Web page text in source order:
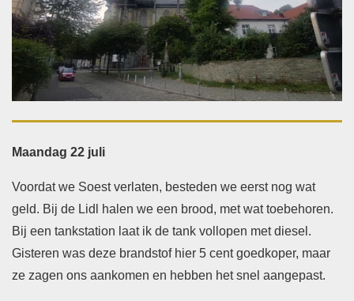
Maandag 22 juli
Voordat we Soest verlaten, besteden we eerst nog wat
geld. Bij de Lidl halen we een brood, met wat toebehoren.
Bij een tankstation laat ik de tank vollopen met diesel.
Gisteren was deze brandstof hier 5 cent goedkoper, maar
ze zagen ons aankomen en hebben het snel aangepast.